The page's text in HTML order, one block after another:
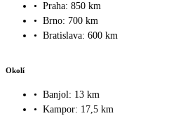
• Praha: 850 km
• Brno: 700 km
• Bratislava: 600 km
Okolí
• Banjol: 13 km
• Kampor: 17,5 km